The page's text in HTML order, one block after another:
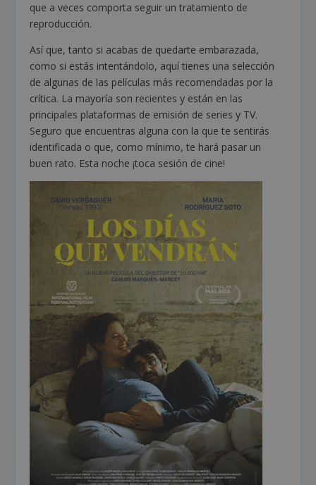
que a veces comporta seguir un tratamiento de
reproducción.
Así que, tanto si acabas de quedarte embarazada,
como si estás intentándolo, aquí tienes una selección
de algunas de las películas más recomendadas por la
crítica. La mayoría son recientes y están en las
principales plataformas de emisión de series y TV.
Seguro que encuentras alguna con la que te sentirás
identificada o que, como mínimo, te hará pasar un
buen rato. Esta noche ¡toca sesión de cine!